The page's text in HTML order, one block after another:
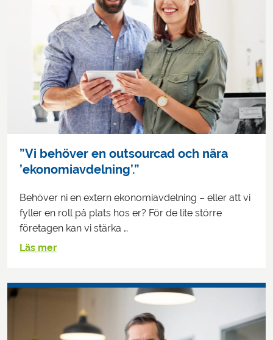
”Vi behöver en outsourcad och nära
’ekonomiavdelning’.”
Behöver ni en extern ekonomiavdelning – eller att vi
fyller en roll på plats hos er? För de lite större
företagen kan vi stärka …
Läs mer